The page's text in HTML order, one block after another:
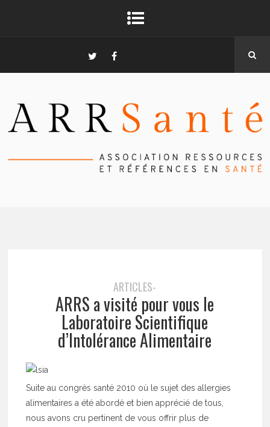
ARTICLES-
ARRS a visité pour vous le
Laboratoire Scientifique
d’Intolérance Alimentaire
Suite au congrès santé 2010 où le sujet des allergies
alimentaires a été abordé et bien apprécié de tous,
nous avons cru pertinent de vous offrir plus de